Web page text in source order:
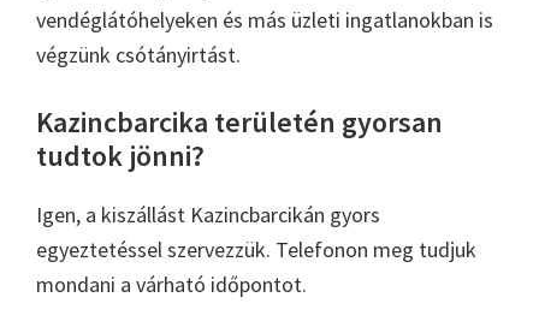
vendéglátóhelyeken és más üzleti ingatlanokban is
végzünk csótányirtást.
Kazincbarcika területén gyorsan
tudtok jönni?
Igen, a kiszállást Kazincbarcikán gyors
egyeztetéssel szervezzük. Telefonon meg tudjuk
mondani a várható időpontot.